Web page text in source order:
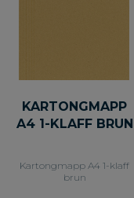
KARTONGMAPP
A4 1-KLAFF BRUN
Kartongmapp A4 1-klaff
brun